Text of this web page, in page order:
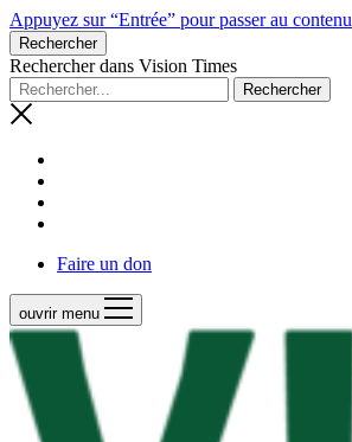
Appuyez sur “Entrée” pour passer au contenu
Rechercher
Rechercher dans Vision Times
Faire un don
ouvrir menu